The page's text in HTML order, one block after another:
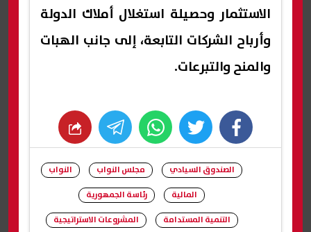
الاستثمار وحصيلة استغلال أملاك الدولة
وأرباح الشركات التابعة، إلى جانب الهبات
والمنح والتبرعات.
facebook
twitter
whats
الصندوق السيادي مجلس النواب
النواب
المالية
رئاسة الجمهورية
التنمية المستدامة
المشروعات الاستراتيجية